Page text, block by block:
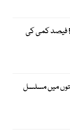
درآمدی گاڑیوں پر ٹیرف میں 52 فیصد کمی کی
میں مسلسل